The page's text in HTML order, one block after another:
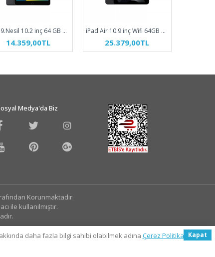
iPad 9.Nesil 10.2 inç 64 GB Wifi Uzay Grisi MK2K3TU/A
14.359,00TL
iPad Air 10.9 inç Wifi 64GB Uzay Grisi MM9C3TU/A
25.379,00TL
Medya'da Biz
Korunmaktadır.
ile kullanılmıştır.
Kapat
daha fazla bilgi sahibi olabilmek adına Çerez Politikasını